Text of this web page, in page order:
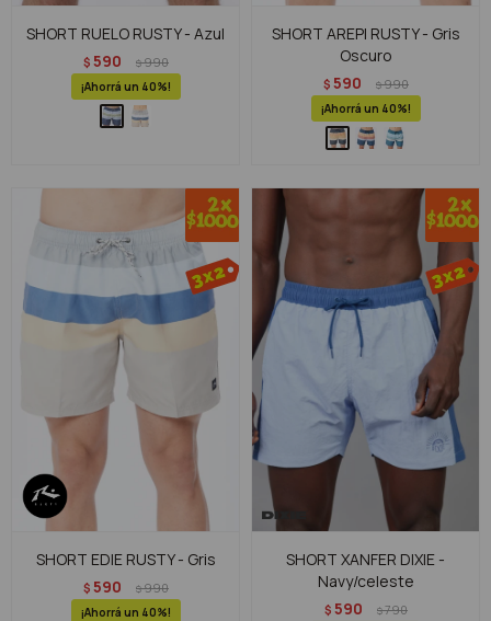
SHORT RUELO RUSTY - Azul
$ 590 $990
40
SHORT AREPI RUSTY - Gris
Oscuro
$ 590 $990
40
SHORT EDIE RUSTY - Gris
$ 590 $990
40
SHORT XANFER DIXIE -
Navy/celeste
$ 590 $790